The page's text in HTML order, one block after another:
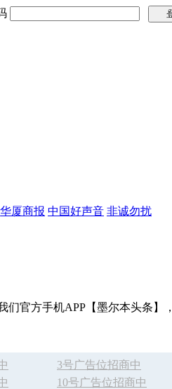
华厦商报 中国好声音 非诚勿扰
们官方手机APP【墨尔本头条】
3号广告位招商中
10号广告位招商中